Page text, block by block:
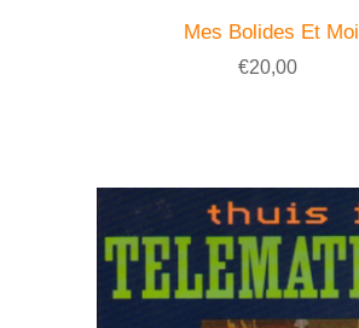
Mes Bolides Et Moi
€20,00